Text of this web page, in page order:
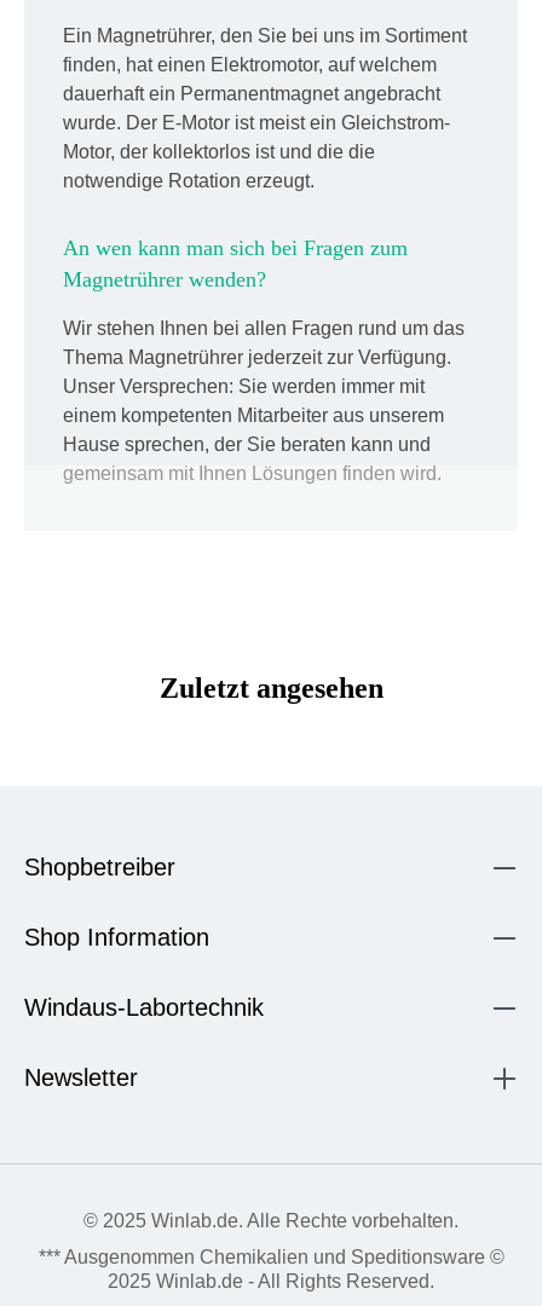
Ein Magnetrührer, den Sie bei uns im Sortiment
finden, hat einen Elektromotor, auf welchem
dauerhaft ein Permanentmagnet angebracht
wurde. Der E-Motor ist meist ein Gleichstrom-
Motor, der kollektorlos ist und die die
notwendige Rotation erzeugt.
An wen kann man sich bei Fragen zum
Magnetrührer wenden?
Wir stehen Ihnen bei allen Fragen rund um das
Thema Magnetrührer jederzeit zur Verfügung.
Unser Versprechen: Sie werden immer mit
einem kompetenten Mitarbeiter aus unserem
Hause sprechen, der Sie beraten kann und
gemeinsam mit Ihnen Lösungen finden wird.
Zuletzt angesehen
Shopbetreiber
Shop Information
Windaus-Labortechnik
Newsletter
© 2025 Winlab.de. Alle Rechte vorbehalten.
*** Ausgenommen Chemikalien und Speditionsware ©
2025 Winlab.de - All Rights Reserved.